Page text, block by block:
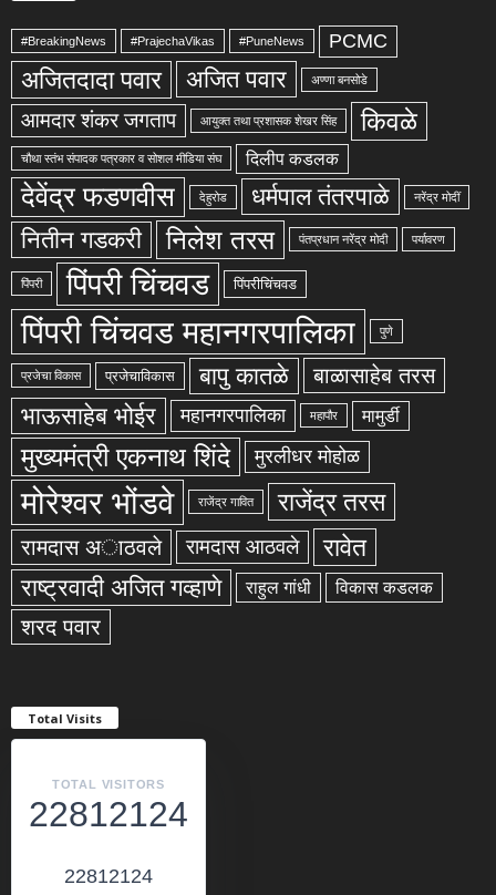
#BreakingNews #PrajechaVikas #PuneNews PCMC
अजितदादा पवार अजित पवार अण्णा बनसोडे
आमदार शंकर जगताप आयुक्त तथा प्रशासक शेखर सिंह किवळे
चौथा स्तंभ संपादक पत्रकार व सोशल मीडिया संघ दिलीप कडलक
देवेंद्र फडणवीस देहुरोड धर्मपाल तंतरपाळे नरेंद्र मोदीं
नितीन गडकरी निलेश तरस पंतप्रधान नरेंद्र मोदी पर्यावरण
पिंपरी पिंपरी चिंचवड पिंपरीचिंचवड
पिंपरी चिंचवड महानगरपालिका पुणे
प्रजेचा विकास प्रजेचाविकास बापु कातळे बाळासाहेब तरस
भाऊसाहेब भोईर महानगरपालिका महापौर मामुर्डी
मुख्यमंत्री एकनाथ शिंदे मुरलीधर मोहोळ
मोरेश्वर भोंडवे राजेंद्र गावित राजेंद्र तरस
रामदास अाठवले रामदास आठवले रावेत
राष्ट्रवादी अजित गव्हाणे राहुल गांधी विकास कडलक
शरद पवार
Total Visits
TOTAL VISITORS
22812124
22812124